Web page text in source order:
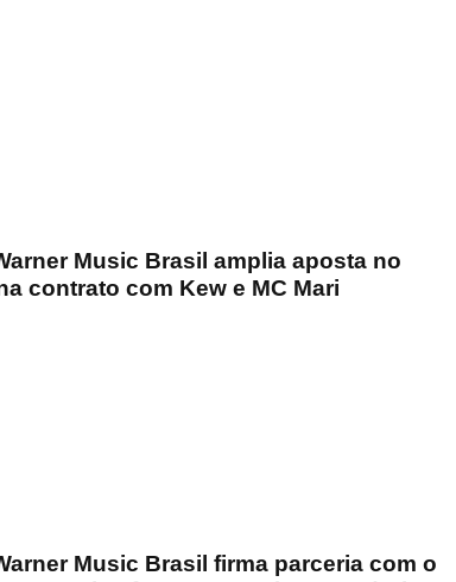
Music Brasil amplia aposta no
contrato com Kew e MC Mari
Music Brasil firma parceria com o